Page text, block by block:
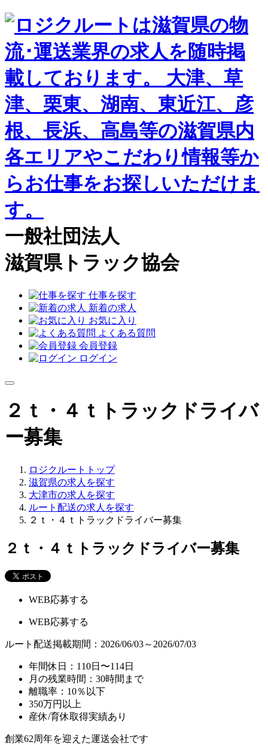
一般社団法人
滋賀県トラック協会
仕事を探す
新着の求人
お気に入り
よくある質問
会員登録
ログイン
２ｔ・４ｔトラックドライバ
ー募集
ロジクルートトップ
滋賀県の求人を探す
大津市の求人を探す
ルート配送の求人を探す
２ｔ・４ｔトラックドライバー募集
２ｔ・４ｔトラックドライバー募集
WEB応募する
WEB応募する
ルート配送掲載期間：2026/06/03～2026/07/03
年間休日：110日〜114日
月の残業時間：30時間まで
離職率：10％以下
350万円以上
産休/育休取得実績あり
創業62周年を迎えた運送会社です